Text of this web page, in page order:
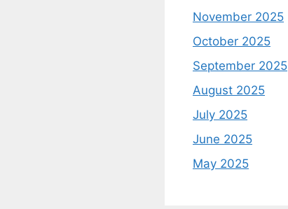
November 2025
October 2025
September 2025
August 2025
July 2025
June 2025
May 2025